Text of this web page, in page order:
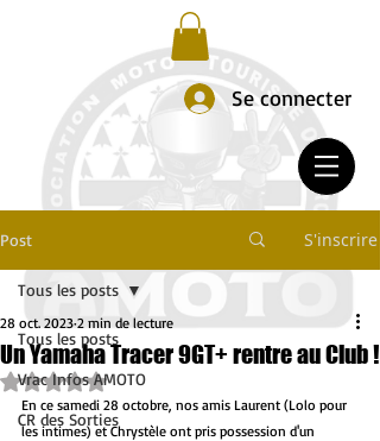
Se connecter
Post S'inscrire
Tous les posts
Vrac Infos AMOTO
CR des Sorties
Tous les posts
Un Yamaha Tracer 9GT+ rentre au Club !
28 oct. 2023 2 min de lecture
Noté NaN étoiles sur 5.
En ce samedi 28 octobre, nos amis Laurent (Lolo pour
les intimes) et Chrystèle ont pris possession d'un